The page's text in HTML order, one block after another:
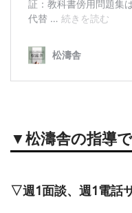
▼松濤舎の指導
▽週1面談、週1電話